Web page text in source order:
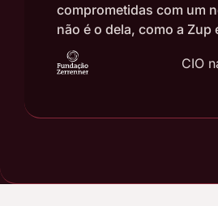
comprometidas com um
não é o dela, como a Zup
CIO